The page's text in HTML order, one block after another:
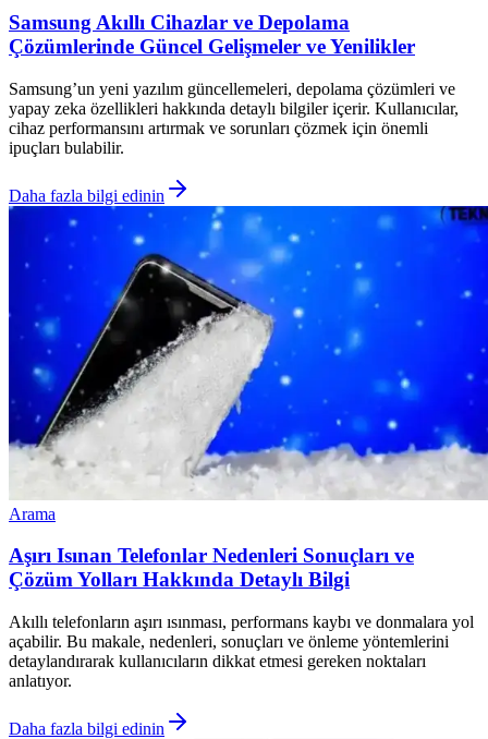
Samsung Akıllı Cihazlar ve Depolama
Çözümlerinde Güncel Gelişmeler ve Yenilikler
Samsung’un yeni yazılım güncellemeleri, depolama çözümleri ve
yapay zeka özellikleri hakkında detaylı bilgiler içerir. Kullanıcılar,
cihaz performansını artırmak ve sorunları çözmek için önemli
ipuçları bulabilir.
Daha fazla bilgi edinin
Arama
Aşırı Isınan Telefonlar Nedenleri Sonuçları ve
Çözüm Yolları Hakkında Detaylı Bilgi
Akıllı telefonların aşırı ısınması, performans kaybı ve donmalara yol
açabilir. Bu makale, nedenleri, sonuçları ve önleme yöntemlerini
detaylandırarak kullanıcıların dikkat etmesi gereken noktaları
anlatıyor.
Daha fazla bilgi edinin